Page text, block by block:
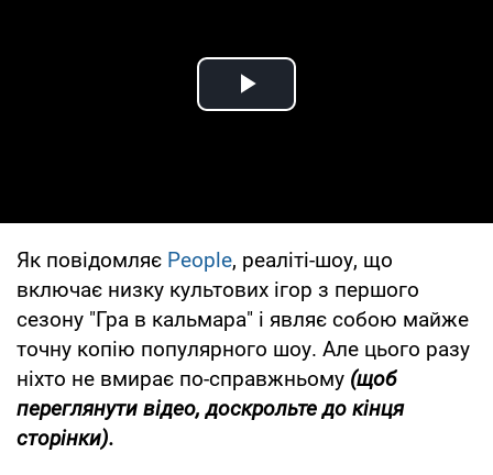
Play Video
Як повідомляє People, реаліті-шоу, що
включає низку культових ігор з першого
сезону "Гра в кальмара" і являє собою майже
точну копію популярного шоу. Але цього разу
ніхто не вмирає по-справжньому (щоб
переглянути відео, доскрольте до кінця
сторінки).